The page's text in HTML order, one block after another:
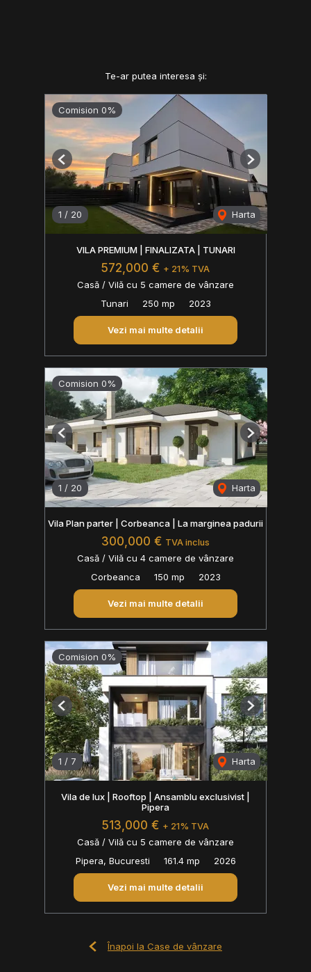
Te-ar putea interesa și:
Comision 0%
1 / 20 Harta
Previous Next
VILA PREMIUM | FINALIZATA | TUNARI
572,000 € + 21% TVA
Casă / Vilă cu 5 camere de vânzare
Tunari
250 mp 2023
Vezi mai multe detalii
Comision 0%
1 / 20 Harta
Previous Next
Vila Plan parter | Corbeanca | La marginea padurii
300,000 € TVA inclus
Casă / Vilă cu 4 camere de vânzare
Corbeanca
150 mp 2023
Vezi mai multe detalii
Comision 0%
1 / 7 Harta
Previous Next
Vila de lux | Rooftop | Ansamblu exclusivist |
Pipera
513,000 € + 21% TVA
Casă / Vilă cu 5 camere de vânzare
Pipera, Bucuresti
161.4 mp 2026
Vezi mai multe detalii
Înapoi la Case de vânzare